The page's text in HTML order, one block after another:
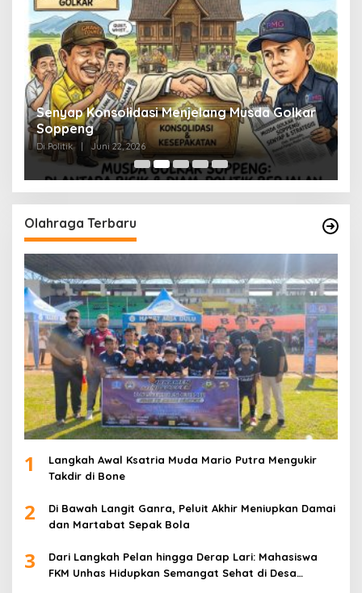
Senyap Konsolidasi Menjelang Musda Golkar
Soppeng
Di Politik | Juni 22, 2026
Olahraga Terbaru
1
Langkah Awal Ksatria Muda Mario Putra Mengukir
Takdir di Bone
2
Di Bawah Langit Ganra, Peluit Akhir Meniupkan Damai
dan Martabat Sepak Bola
3
Dari Langkah Pelan hingga Derap Lari: Mahasiswa
FKM Unhas Hidupkan Semangat Sehat di Desa